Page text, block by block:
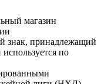
магазин
знак, принадлежащий
по